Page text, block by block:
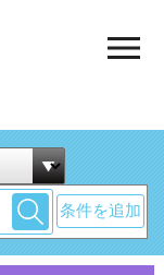
条件を追加